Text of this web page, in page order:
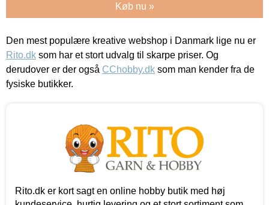
Køb nu »
Den mest populære kreative webshop i Danmark lige nu er
Rito.dk som har et stort udvalg til skarpe priser. Og
derudover er der også CChobby.dk som man kender fra de
fysiske butikker.
Rito.dk er kort sagt en online hobby butik med høj